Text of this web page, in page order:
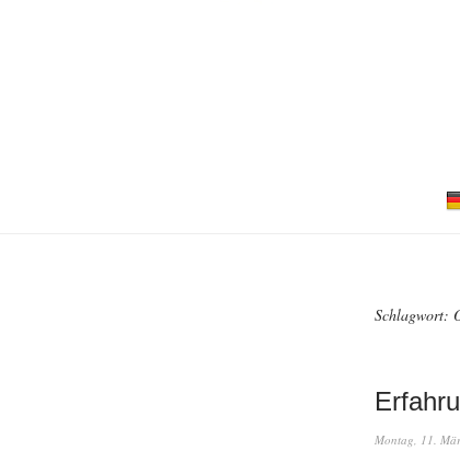
Schlagwort:
Montag, 11.